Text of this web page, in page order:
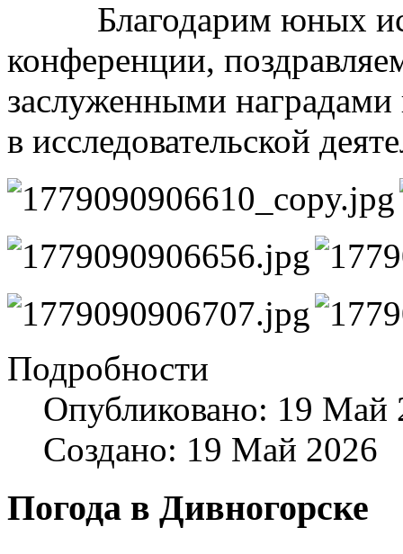
Благодарим юных
конференции,
заслуженными
в исследовательской
Подробности
Опубликовано: 19 Май
Создано: 19 Май 2026
Погода в Дивногорске